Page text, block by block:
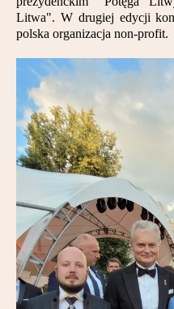
Litwa". W drugiej edycji
polska organizacja non-profit.